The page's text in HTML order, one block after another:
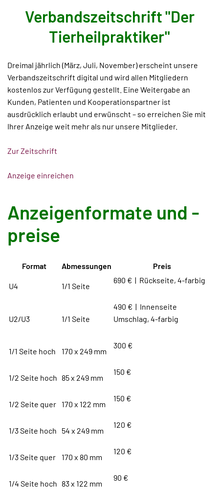
Verbandszeitschrift "Der
Tierheilpraktiker"
Dreimal jährlich (März, Juli, November) erscheint unsere
Verbandszeitschrift digital und wird allen Mitgliedern
kostenlos zur Verfügung gestellt. Eine Weitergabe an
Kunden, Patienten und Kooperationspartner ist
ausdrücklich erlaubt und erwünscht – so erreichen Sie mit
Ihrer Anzeige weit mehr als nur unsere Mitglieder.
Zur Zeitschrift
Anzeige einreichen
Anzeigenformate und -
preise
Format Abmessungen Preis
U4 1/1 Seite
690 € | Rückseite, 4-farbig
U2/U3 1/1 Seite
490 € | Innenseite
Umschlag, 4-farbig
1/1 Seite hoch 170 x 249 mm
300 €
1/2 Seite hoch 85 x 249 mm
150 €
1/2 Seite quer 170 x 122 mm
150 €
1/3 Seite hoch 54 x 249 mm
120 €
1/3 Seite quer 170 x 80 mm
120 €
1/4 Seite hoch 83 x 122 mm
90 €